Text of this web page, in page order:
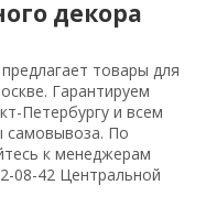
декора
товары для
Гарантируем
Петербургу и всем
самовывоза. По
к менеджерам
08-42 Центральной